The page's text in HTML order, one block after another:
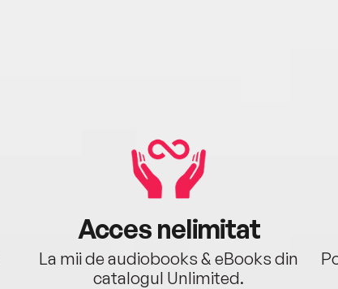
Acces nelimitat
La mii de audiobooks & eBooks din
catalogul Unlimited.